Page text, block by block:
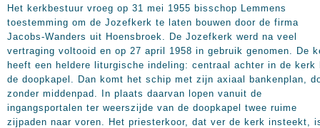
Het kerkbestuur vroeg op 31 mei 1955 bisschop Lemmens
toestemming om de Jozefkerk te laten bouwen door de firma
Jacobs-Wanders uit Hoensbroek. De Jozefkerk werd na veel
vertraging voltooid en op 27 april 1958 in gebruik genomen. De
heeft een heldere liturgische indeling: centraal achter in de kerk
de doopkapel. Dan komt het schip met zijn axiaal bankenplan,
zonder middenpad. In plaats daarvan lopen vanuit de
ingangsportalen ter weerszijde van de doopkapel twee ruime
zijpaden naar voren. Het priesterkoor, dat ver de kerk insteekt,